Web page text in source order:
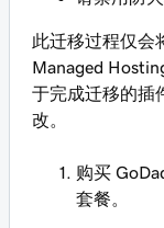
此迁移过程仅会
Managed
于完成迁移的插
改。
购买
套餐。